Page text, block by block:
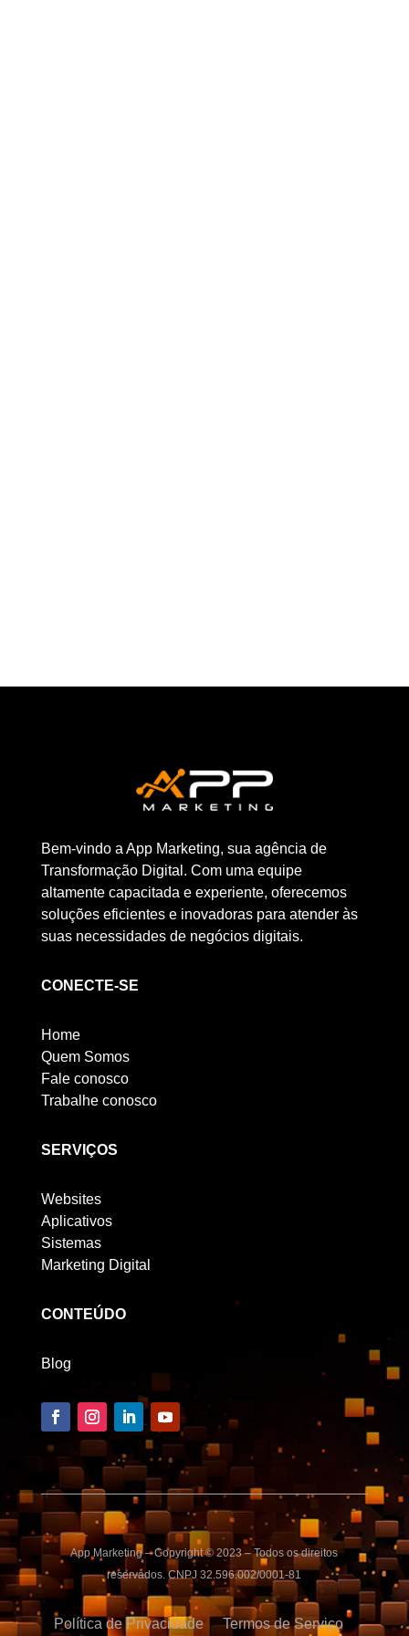
Bem-vindo a App Marketing, sua agência de
Transformação Digital. Com uma equipe
altamente capacitada e experiente, oferecemos
soluções eficientes e inovadoras para atender às
suas necessidades de negócios digitais.
CONECTE-SE
Home
Quem Somos
Fale conosco
Trabalhe conosco
SERVIÇOS
Websites
Aplicativos
Sistemas
Marketing Digital
CONTEÚDO
Blog
App Marketing – Copyright © 2023 – Todos os direitos
reservados. CNPJ 32.596.002/0001-81
Política de Privacidade Termos de Serviço